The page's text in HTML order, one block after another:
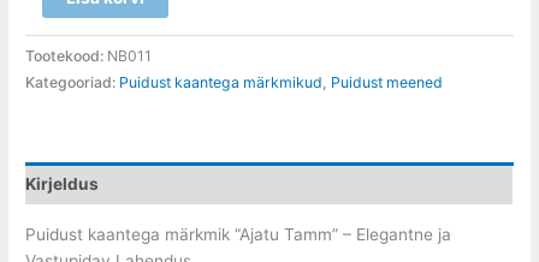
Tootekood: NB011
Kategooriad: Puidust kaantega märkmikud Puidust meened
Kirjeldus
Puidust kaantega märkmik “Ajatu Tamm” – Elegantne ja